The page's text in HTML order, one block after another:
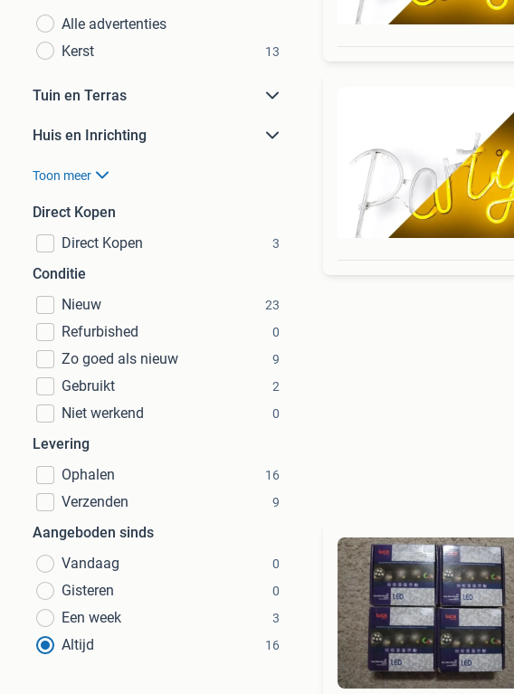
Alle advertenties
Kerst
13
Tuin en Terras
Huis en Inrichting
Toon meer
Direct Kopen
Direct Kopen
3
Conditie
Nieuw
23
Refurbished 0
Zo goed als nieuw 9
Gebruikt 2
Niet werkend 0
Levering
Ophalen
16
Verzenden 9
Aangeboden sinds
Vandaag
0
Gisteren 0
Een week 3
Altijd 16